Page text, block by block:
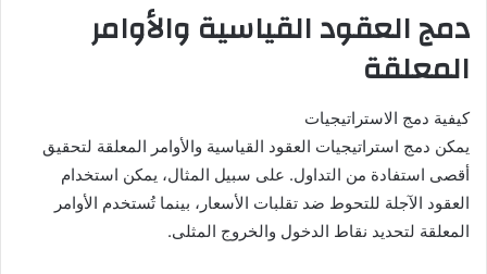
دمج العقود القياسية والأوامر
المعلقة
كيفية دمج الاستراتيجيات
يمكن دمج استراتيجيات العقود القياسية والأوامر المعلقة لتحقيق
أقصى استفادة من التداول. على سبيل المثال، يمكن استخدام
العقود الآجلة للتحوط ضد تقلبات الأسعار، بينما تُستخدم الأوامر
المعلقة لتحديد نقاط الدخول والخروج المثلى.